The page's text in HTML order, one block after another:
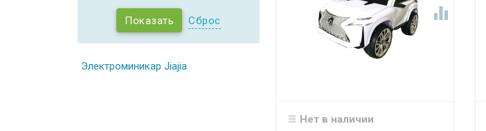
Сброс
Электроминикар Jiajia

Нет в наличии